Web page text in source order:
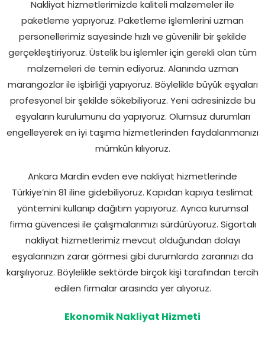
Nakliyat hizmetlerimizde kaliteli malzemeler ile
paketleme yapıyoruz. Paketleme işlemlerini uzman
personellerimiz sayesinde hızlı ve güvenilir bir şekilde
gerçekleştiriyoruz. Üstelik bu işlemler için gerekli olan tüm
malzemeleri de temin ediyoruz. Alanında uzman
marangozlar ile işbirliği yapıyoruz. Böylelikle büyük eşyaları
profesyonel bir şekilde sökebiliyoruz. Yeni adresinizde bu
eşyaların kurulumunu da yapıyoruz. Olumsuz durumları
engelleyerek en iyi taşıma hizmetlerinden faydalanmanızı
mümkün kılıyoruz.
Ankara Mardin evden eve nakliyat hizmetlerinde
Türkiye’nin 81 iline gidebiliyoruz. Kapıdan kapıya teslimat
yöntemini kullanıp dağıtım yapıyoruz. Ayrıca kurumsal
firma güvencesi ile çalışmalarımızı sürdürüyoruz. Sigortalı
nakliyat hizmetlerimiz mevcut olduğundan dolayı
eşyalarınızın zarar görmesi gibi durumlarda zararınızı da
karşılıyoruz. Böylelikle sektörde birçok kişi tarafından tercih
edilen firmalar arasında yer alıyoruz.
Ekonomik Nakliyat Hizmeti